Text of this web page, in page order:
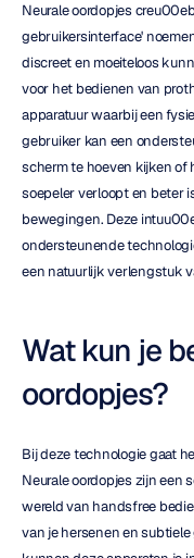
Neurale oordopjes
gebruikersinterface'
discreet en moeiteloos
voor het bedienen van
apparatuur waarbij een
gebruiker kan een
scherm te hoeven kijken of
soepeler verloopt en beter
bewegingen. Deze
ondersteunende
een natuurlijk verlengstuk
Wat kun je
oordopjes?
Bij deze technologie gaat
Neurale oordopjes zijn een
wereld van handsfree
van je hersenen en